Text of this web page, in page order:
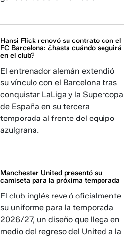
Hansi Flick renovó su contrato con el
FC Barcelona: ¿hasta cuándo seguirá
en el club?
El entrenador alemán extendió
su vínculo con el Barcelona tras
conquistar LaLiga y la Supercopa
de España en su tercera
temporada al frente del equipo
azulgrana.
Manchester United presentó su
camiseta para la próxima temporada
El club inglés reveló oficialmente
su uniforme para la temporada
2026/27, un diseño que llega en
medio del regreso del United a la